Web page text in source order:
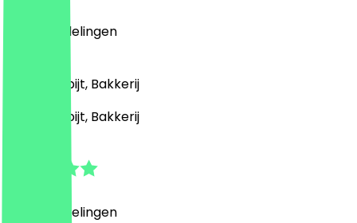
Beoordelingen
Café, Ontbijt, Bakkerij
Café, Ontbijt, Bakkerij
Beoordelingen